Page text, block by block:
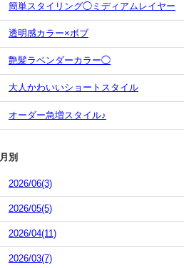
簡単スタイリング◯ミディアムレイヤー
透明感カラー×ボブ
艶髪ラベンダーカラー◯
大人かわいいショートスタイル
オーダー急増スタイル♪
月別
2026/06(3)
2026/05(5)
2026/04(11)
2026/03(7)